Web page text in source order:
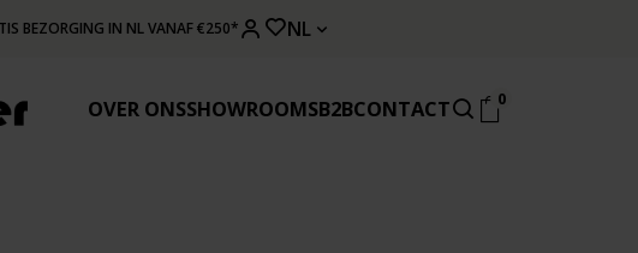
BEZORGING IN NL VANAF €250* NL
OVER ONSSHOWROOMSB2BCONTACT 0